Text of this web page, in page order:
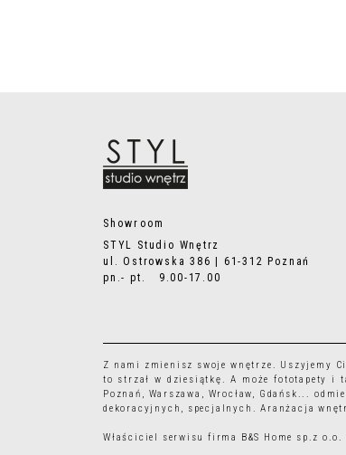
Showroom
STYL Studio Wnętrz
ul. Ostrowska 386 | 61-312 Poznań
pn.- pt. 9.00-17.00
Z nami zmienisz swoje wnętrze. Uszyjemy
to strzał w dziesiątkę. A możefototapety i
Poznań, Warszawa, Wrocław, Gdańsk...
dekoracyjnych, specjalnych. Aranżacja
Właściciel serwisu firma B&S Home sp.z o.o.